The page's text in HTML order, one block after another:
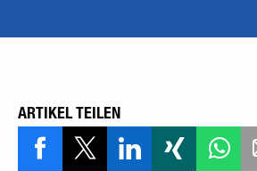
ARTIKEL TEILEN